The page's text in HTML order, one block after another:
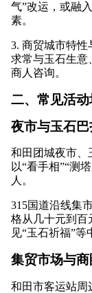
气”改运，或融
素。
3. 商贸城市特
求常与玉石生意
商人咨询。
二、常见活
夜市与玉石巴
和田团城夜市、
以“看手相”“测
人。
315国道沿线集
格从几十元到百
见“玉石祈福”等
集贸市场与商
和田市客运站周